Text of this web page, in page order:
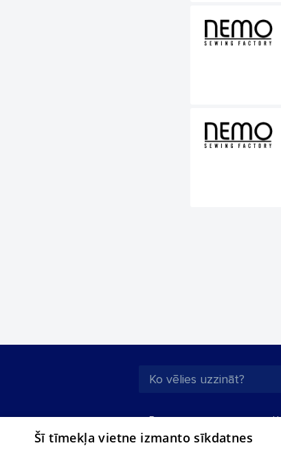
Par mums
Reklāma
Šī tīmekļa vietne izmanto sīkdatnes